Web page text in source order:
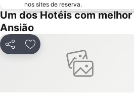
Praia da Costa de Lavos
Praia Fluvial do Mosteiro
Praia da Claridade
Praia Fluvial de Aldeia Ana de Aviz
Praça da República
nos sites de reserva.
Um dos Hotéis com
Ansião
PartilharAdicionar aos favoritos